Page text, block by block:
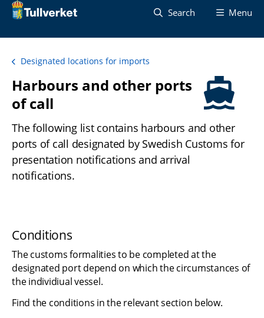
Search Menu
Designated locations for imports
Harbours and other ports
of call
The following list contains harbours and other
ports of call designated by Swedish Customs for
presentation notifications and arrival
notifications.
Conditions
The customs formalities to be completed at the
designated port depend on which the circumstances of
the individiual vessel.
Find the conditions in the relevant section below.